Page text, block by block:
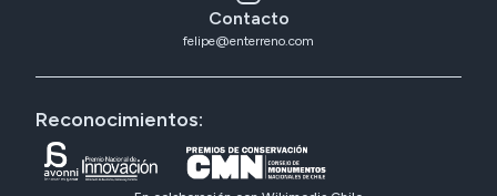
Contacto
felipe@enterreno.com
Reconocimientos: